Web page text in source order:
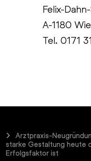
Felix-
A-1180
Tel. 0171
Arztpraxis-
starke Gestaltung heute
Erfolgsfaktor ist